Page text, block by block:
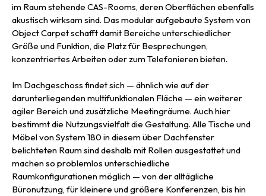
im Raum stehende CAS-Rooms, deren Oberflächen ebenfalls
akustisch wirksam sind. Das modular aufgebaute System von
Object Carpet schafft damit Bereiche unterschiedlicher
Größe und Funktion, die Platz für Besprechungen,
konzentriertes Arbeiten oder zum Telefonieren bieten.
Im Dachgeschoss findet sich — ähnlich wie auf der
darunterliegenden multifunktionalen Fläche — ein weiterer
agiler Bereich und zusätzliche Meetingräume. Auch hier
bestimmt die Nutzungsvielfalt die Gestaltung. Alle Tische und
Möbel von System 180 in diesem über Dachfenster
belichteten Raum sind deshalb mit Rollen ausgestattet und
machen so problemlos unterschiedliche
Raumkonfigurationen möglich — von der alltägliche
Büronutzung, für kleinere und größere Konferenzen, bis hin